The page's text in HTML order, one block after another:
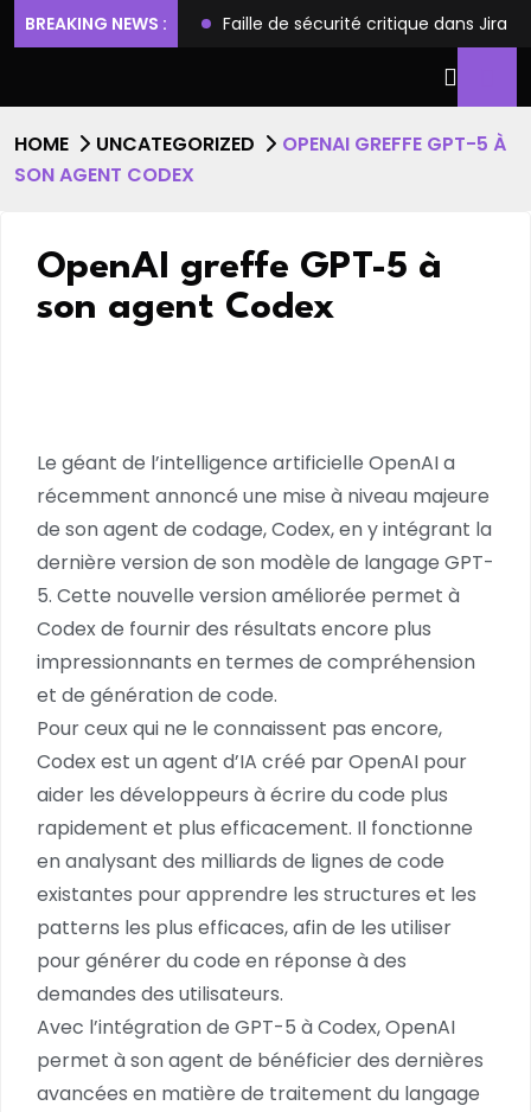
BREAKING NEWS :
et l’accès root Faille de sécurité critique dans Jira
HOME UNCATEGORIZED
OPENAI GREFFE GPT-5 À
SON AGENT CODEX
OpenAI greffe GPT-5 à
son agent Codex
Le géant de l’intelligence artificielle OpenAI a
récemment annoncé une mise à niveau majeure
de son agent de codage, Codex, en y intégrant la
dernière version de son modèle de langage GPT-
5. Cette nouvelle version améliorée permet à
Codex de fournir des résultats encore plus
impressionnants en termes de compréhension
et de génération de code.
Pour ceux qui ne le connaissent pas encore,
Codex est un agent d’IA créé par OpenAI pour
aider les développeurs à écrire du code plus
rapidement et plus efficacement. Il fonctionne
en analysant des milliards de lignes de code
existantes pour apprendre les structures et les
patterns les plus efficaces, afin de les utiliser
pour générer du code en réponse à des
demandes des utilisateurs.
Avec l’intégration de GPT-5 à Codex, OpenAI
permet à son agent de bénéficier des dernières
avancées en matière de traitement du langage